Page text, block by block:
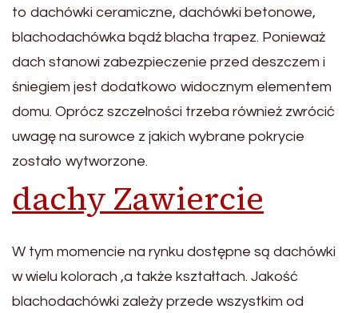
to dachówki ceramiczne, dachówki betonowe,
blachodachówka bądź blacha trapez. Ponieważ
dach stanowi zabezpieczenie przed deszczem i
śniegiem jest dodatkowo widocznym elementem
domu. Oprócz szczelności trzeba również zwrócić
uwagę na surowce z jakich wybrane pokrycie
zostało wytworzone.
dachy Zawiercie
W tym momencie na rynku dostępne są dachówki
w wielu kolorach ,a także kształtach. Jakość
blachodachówki zależy przede wszystkim od